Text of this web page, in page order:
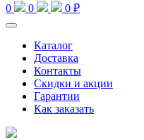
0
0 0 ₽
Каталог
Доставка
Контакты
Скидки и акции
Гарантии
Как заказать